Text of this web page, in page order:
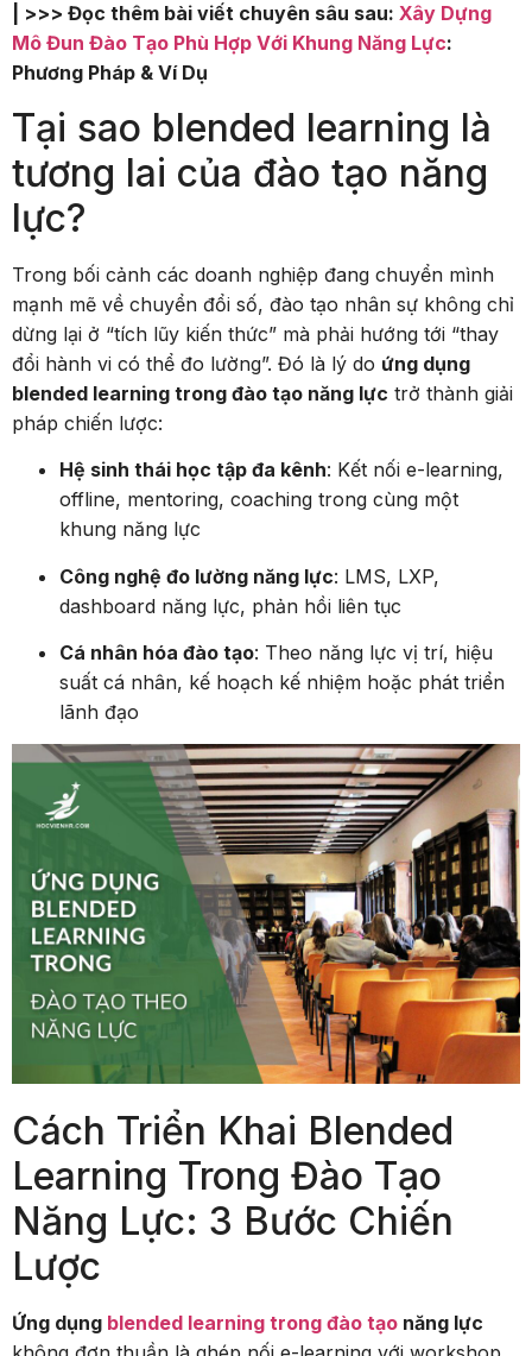
| >>> Đọc thêm bài viết chuyên sâu sau: Xây Dựng
Mô Đun Đào Tạo Phù Hợp Với Khung Năng Lực:
Phương Pháp & Ví Dụ
Tại sao blended learning là
tương lai của đào tạo năng
lực?
Trong bối cảnh các doanh nghiệp đang chuyển mình
mạnh mẽ về chuyển đổi số, đào tạo nhân sự không chỉ
dừng lại ở “tích lũy kiến thức” mà phải hướng tới “thay
đổi hành vi có thể đo lường”. Đó là lý do ứng dụng
blended learning trong đào tạo năng lực trở thành giải
pháp chiến lược:
Hệ sinh thái học tập đa kênh: Kết nối e-learning,
offline, mentoring, coaching trong cùng một
khung năng lực
Công nghệ đo lường năng lực: LMS, LXP,
dashboard năng lực, phản hồi liên tục
Cá nhân hóa đào tạo: Theo năng lực vị trí, hiệu
suất cá nhân, kế hoạch kế nhiệm hoặc phát triển
lãnh đạo
Cách Triển Khai Blended
Learning Trong Đào Tạo
Năng Lực: 3 Bước Chiến
Lược
Ứng dụng blended learning trong đào tạo năng lực